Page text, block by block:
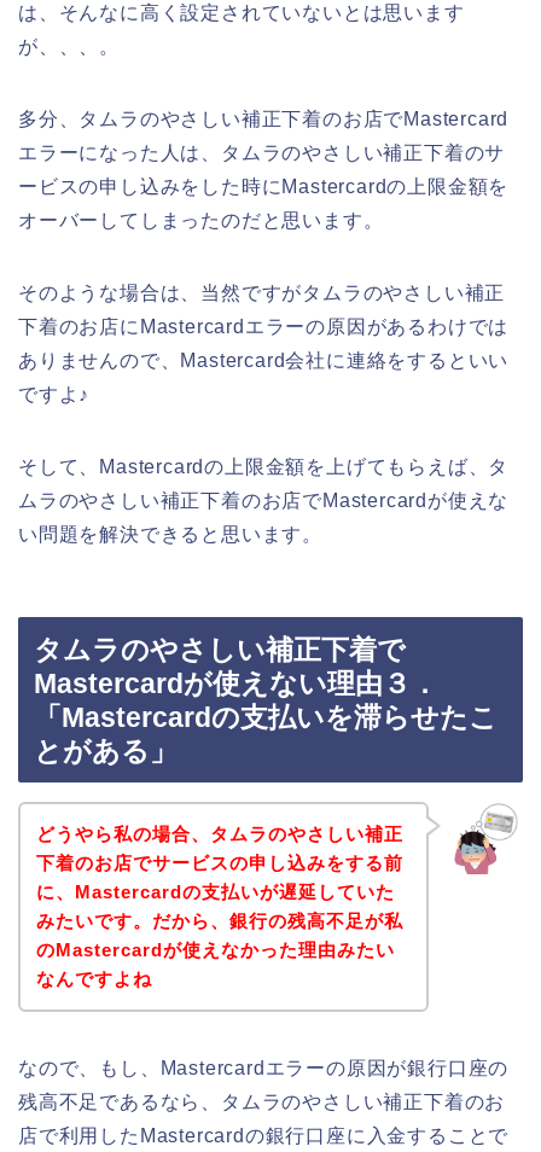
は、そんなに高く設定されていないとは思います
が、、、。
多分、タムラのやさしい補正下着のお店でMastercard
エラーになった人は、タムラのやさしい補正下着のサ
ービスの申し込みをした時にMastercardの上限金額を
オーバーしてしまったのだと思います。
そのような場合は、当然ですがタムラのやさしい補正
下着のお店にMastercardエラーの原因があるわけでは
ありませんので、Mastercard会社に連絡をするといい
ですよ♪
そして、Mastercardの上限金額を上げてもらえば、タ
ムラのやさしい補正下着のお店でMastercardが使えな
い問題を解決できると思います。
タムラのやさしい補正下着で
Mastercardが使えない理由３．
「Mastercardの支払いを滞らせたこ
とがある」
どうやら私の場合、タムラのやさしい補正
下着のお店でサービスの申し込みをする前
に、Mastercardの支払いが遅延していた
みたいです。だから、銀行の残高不足が私
のMastercardが使えなかった理由みたい
なんですよね
なので、もし、Mastercardエラーの原因が銀行口座の
残高不足であるなら、タムラのやさしい補正下着のお
店で利用したMastercardの銀行口座に入金することで